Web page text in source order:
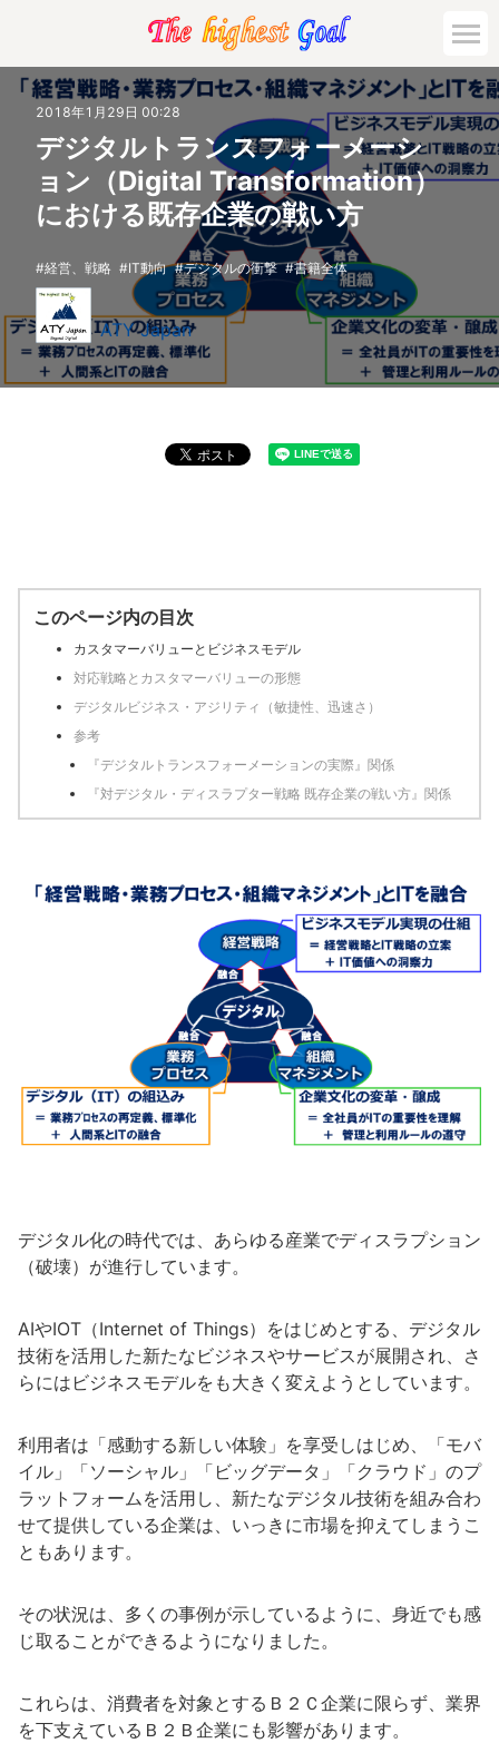
2018年1月29日 00:28
デジタルトランスフォーメーシ
ョン（Digital Transformation）
における既存企業の戦い方
経営、戦略 IT動向 デジタルの衝撃 書籍全体
ATY Japan
このページ内の目次
カスタマーバリューとビジネスモデル
対応戦略とカスタマーバリューの形態
デジタルビジネス・アジリティ（敏捷性、迅速さ）
参考
『デジタルトランスフォーメーションの実際』関係
『対デジタル・ディスラプター戦略 既存企業の戦い方』関係
デジタル化の時代では、あらゆる産業でディスラプション
（破壊）が進行しています。
AIやIOT（Internet of Things）をはじめとする、デジタル
技術を活用した新たなビジネスやサービスが展開され、さ
らにはビジネスモデルをも大きく変えようとしています。
利用者は「感動する新しい体験」を享受しはじめ、「モバ
イル」「ソーシャル」「ビッグデータ」「クラウド」のプ
ラットフォームを活用し、新たなデジタル技術を組み合わ
せて提供している企業は、いっきに市場を抑えてしまうこ
ともあります。
その状況は、多くの事例が示しているように、身近でも感
じ取ることができるようになりました。
これらは、消費者を対象とするＢ２Ｃ企業に限らず、業界
を下支えているＢ２Ｂ企業にも影響があります。